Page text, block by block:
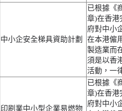
中小企安全梯具資助計劃
已根據《
章)在香港
府對中小
在本港僱
製造業而
須是以香
活動，一
印刷業中小型企業易燃物
已根據《
章)在香港
府對中小